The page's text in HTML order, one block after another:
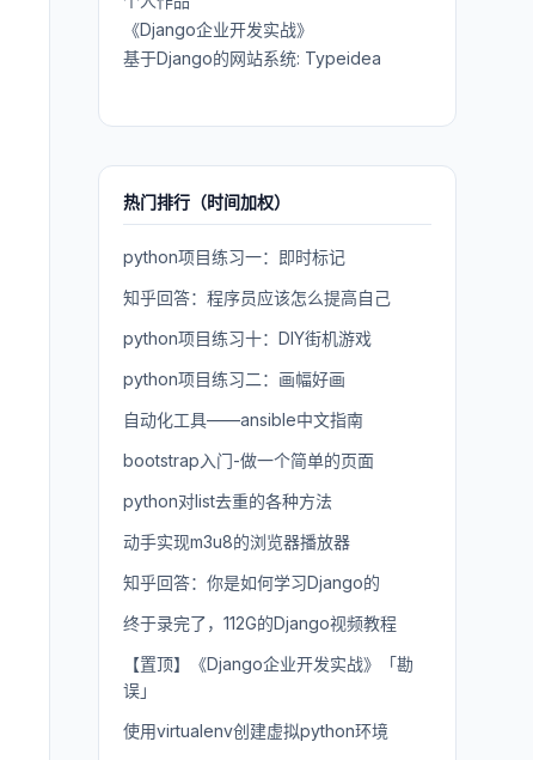
《Django企业开发实战》
基于Django的网站系统: Typeidea
热门排行（时间加权）
python项目练习一：即时标记
知乎回答：程序员应该怎么提高自己
python项目练习十：DIY街机游戏
python项目练习二：画幅好画
自动化工具——ansible中文指南
bootstrap入门-做一个简单的页面
python对list去重的各种方法
动手实现m3u8的浏览器播放器
知乎回答：你是如何学习Django的
终于录完了，112G的Django视频教程
【置顶】《Django企业开发实战》「勘
误」
使用virtualenv创建虚拟python环境